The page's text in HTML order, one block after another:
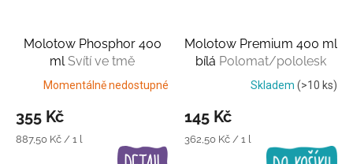
Molotow Phosphor 400
ml Svítí ve tmě
Momentálně nedostupné
355 Kč
Měrná
887,50 Kč / 1 l
Molotow Premium 400 ml
bílá Polomat/pololesk
Skladem (>10 ks)
145 Kč
Měrná
362,50 Kč / 1 l